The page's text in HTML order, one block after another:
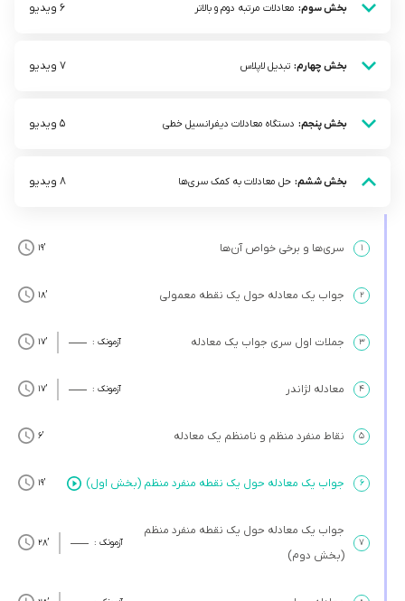
بخش سوم: معادلات مرتبه دوم و بالاتر 6 ویدیو
بخش چهارم: تبدیل لاپلاس 7 ویدیو
بخش پنجم: دستگاه معادلات دیفرانسیل خطی 5 ویدیو
بخش ششم: حل معادلات به کمک سری‌ها 8 ویدیو
۱ سری‌ها و برخی خواص آن‌ها ’19
۲ جواب یک معادله حول یک نقطه معمولی ’18
۳ جملات اول سری جواب یک معادله آزمونک : ’17
۴ معادله لژاندر آزمونک : ’17
۵ نقاط منفرد منظم و نامنظم یک معادله ’6
۶ جواب یک معادله حول یک نقطه منفرد منظم (بخش اول) ’19
۷
جواب یک معادله حول یک نقطه منفرد منظم
(بخش دوم)
آزمونک : ’28